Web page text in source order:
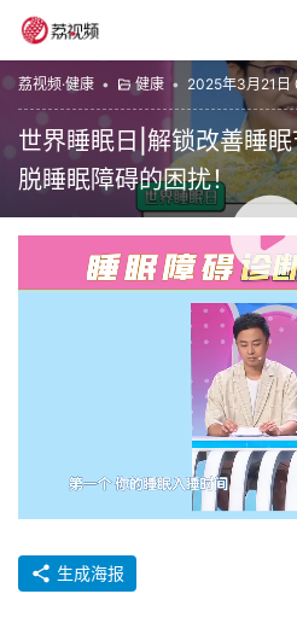
荔视频·健康 • 健康 • 2025年3月21日
世界睡眠日|解锁改善睡
脱睡眠障碍的困扰！
00:00 / 03:50
3月21日是第25个世界睡眠日
“健康睡眠，优先之选”，旨在
睡得还好吗？如何科学应对失
律？教你一套改善睡眠节律穴
赞
生成海报